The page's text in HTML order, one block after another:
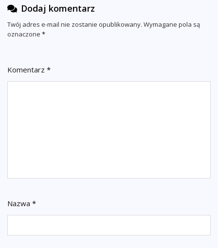
Dodaj komentarz
Twój adres e-mail nie zostanie opublikowany. Wymagane pola są
oznaczone *
Komentarz *
Nazwa *